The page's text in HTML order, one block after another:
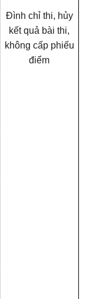
Đình chỉ thi, hủy
kết quả bài thi,
không cấp phiếu
điểm